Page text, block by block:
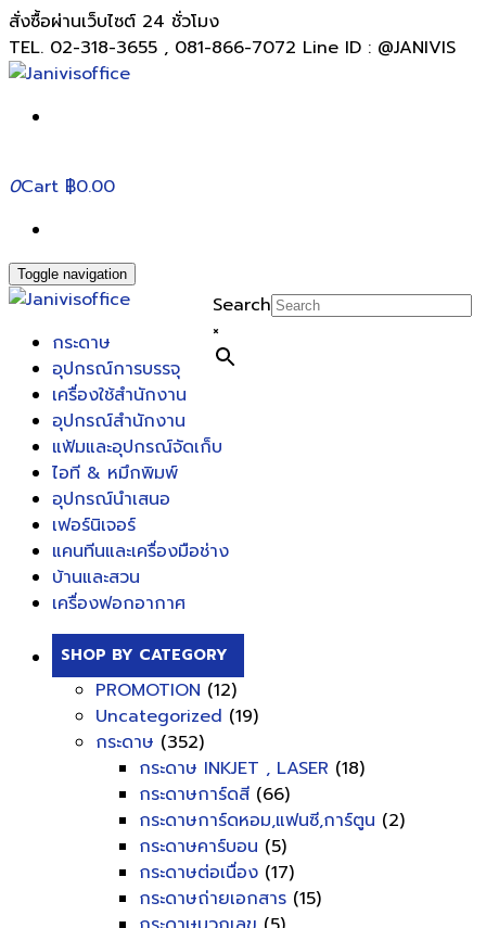
สั่งซื้อผ่านเว็บไซต์ 24 ชั่วโมง
TEL. 02-318-3655 , 081-866-7072 Line ID : @JANIVIS
0Cart ฿0.00
Toggle navigation
Search
×
กระดาษ
อุปกรณ์การบรรจุ
เครื่องใช้สำนักงาน
อุปกรณ์สำนักงาน
แฟ้มและอุปกรณ์จัดเก็บ
ไอที & หมึกพิมพ์
อุปกรณ์นำเสนอ
เฟอร์นิเจอร์
แคนทีนและเครื่องมือช่าง
บ้านและสวน
เครื่องฟอกอากาศ
SHOP BY CATEGORY
PROMOTION (12)
Uncategorized (19)
กระดาษ (352)
กระดาษ INKJET , LASER (18)
กระดาษการ์ดสี (66)
กระดาษการ์ดหอม,แฟนซี,การ์ตูน (2)
กระดาษคาร์บอน (5)
กระดาษต่อเนื่อง (17)
กระดาษถ่ายเอกสาร (15)